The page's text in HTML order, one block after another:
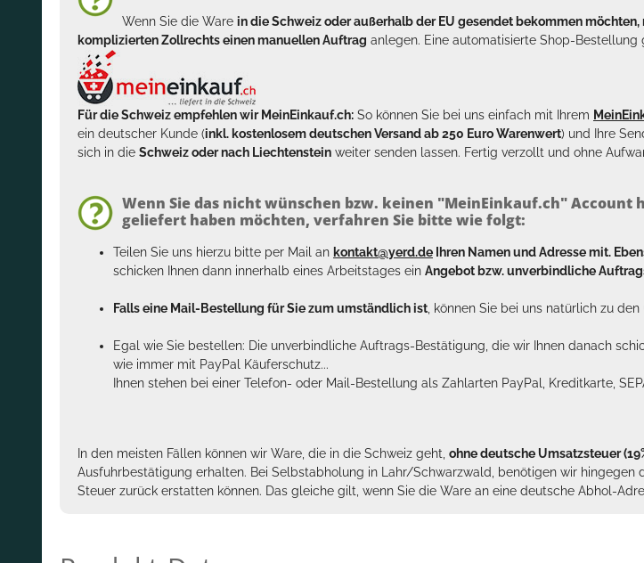
Wenn Sie die Ware in die Schweiz oder außerhalb der EU gesendet bekommen
komplizierten Zollrechts einen manuellen Auftrag anlegen. Eine automatisierte Shop-
Für die Schweiz empfehlen wir MeinEinkauf.ch: So können Sie bei uns einfach mit Ihrem
ein deutscher Kunde (inkl. kostenlosem deutschen Versand ab 250 Euro Warenwert) und Ihre
sich in die Schweiz oder nach Liechtenstein weiter senden lassen. Fertig verzollt und ohne
Wenn Sie das nicht wünschen bzw. keinen "MeinEinkauf.ch" Account
geliefert haben möchten, verfahren Sie bitte wie folgt:
Teilen Sie uns hierzu bitte per Mail an kontakt@yerd.de Ihren Namen und Adresse mit.
schicken Ihnen dann innerhalb eines Arbeitstages ein Angebot bzw. unverbindliche
Falls eine Mail-Bestellung für Sie zum umständlich ist , können Sie bei uns natürlich zu
Egal wie Sie bestellen: Die unverbindliche Auftrags-Bestätigung, die wir Ihnen danach
wie immer mit PayPal Käuferschutz...
Ihnen stehen bei einer Telefon- oder Mail-Bestellung als Zahlarten PayPal, Kreditkarte,
In den meisten Fällen können wir Ware, die in die Schweiz geht, ohne deutsche Umsatzsteuer
Ausfuhrbestätigung erhalten. Bei Selbstabholung in Lahr/Schwarzwald, benötigen wir
Steuer zurück erstatten können. Das gleiche gilt, wenn Sie die Ware an eine deutsche Abhol-